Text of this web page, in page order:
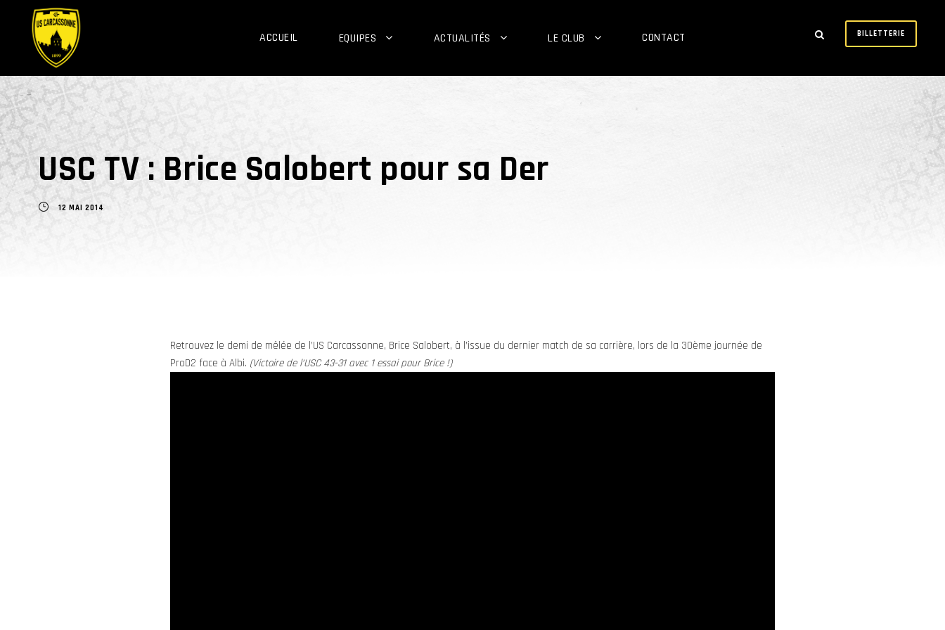
ACCUEIL EQUIPES ACTUALITÉS LE CLUB CONTACT BILLETTERIE
USC TV : Brice Salobert pour sa Der
12 MAI 2014
Retrouvez le demi de mêlée de l’US Carcassonne, Brice Salobert, à l’issue du dernier match de sa carrière, lors de la 30ème journée de
ProD2 face à Albi. (Victoire de l’USC 43-31 avec 1 essai pour Brice !)